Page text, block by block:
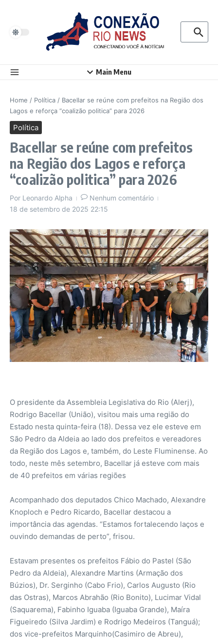
Procurar
Main Menu
Home / Política / Bacellar se reúne com prefeitos na Região dos
Lagos e reforça “coalizão politica” para 2026
Política
Bacellar se reúne com prefeitos
na Região dos Lagos e reforça
“coalizão politica” para 2026
Por Leonardo Alpha
Nenhum comentário
18 de setembro de 2025 22:15
O presidente da Assembleia Legislativa do Rio (Alerj),
Rodrigo Bacellar (União), visitou mais uma região do
Estado nesta quinta-feira (18). Dessa vez ele esteve em
São Pedro da Aldeia ao lado dos prefeitos e vereadores
da Região dos Lagos e, também, do Leste Fluminense. Ao
todo, neste mês setembro, Bacellar já esteve com mais
de 40 prefeitos em várias regiões
Acompanhado dos deputados Chico Machado, Alexandre
Knoploch e Pedro Ricardo, Bacellar destacou a
importância das agendas. “Estamos fortalecendo laços e
ouvindo demandas de perto”, frisou.
Estavam presentes os prefeitos Fábio do Pastel (São
Pedro da Aldeia), Alexandre Martins (Armação dos
Búzios), Dr. Serginho (Cabo Frio), Carlos Augusto (Rio
das Ostras), Marcos Abrahão (Rio Bonito), Lucimar Vidal
(Saquarema), Fabinho Iguaba (Iguaba Grande), Maíra
Figueiredo (Silva Jardim) e Rodrigo Medeiros (Tanguá);
dos vice-prefeitos Marquinho(Casimiro de Abreu),